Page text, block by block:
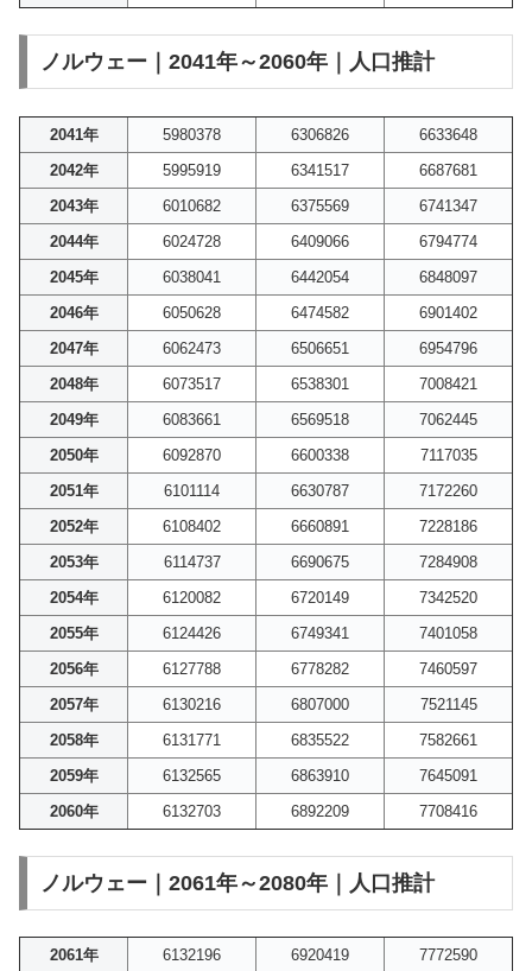
ノルウェー｜2041年～2060年｜人口推計
2041年 5980378 6306826
6633648
2042年
5995919 6341517
6687681
2043年
6010682 6375569
6741347
2044年
6024728 6409066
6794774
2045年
6038041 6442054
6848097
2046年
6050628 6474582
6901402
2047年
6062473 6506651
6954796
2048年
6073517 6538301
7008421
2049年
6083661 6569518
7062445
2050年
6092870 6600338
7117035
2051年
6101114 6630787
7172260
2052年
6108402 6660891
7228186
2053年
6114737 6690675
7284908
2054年
6120082 6720149
7342520
2055年
6124426 6749341
7401058
2056年
6127788 6778282
7460597
2057年
6130216 6807000
7521145
2058年
6131771 6835522
7582661
2059年
6132565 6863910
7645091
2060年
6132703 6892209 7708416
ノルウェー｜2061年～2080年｜人口推計
2061年 6132196 6920419
7772590